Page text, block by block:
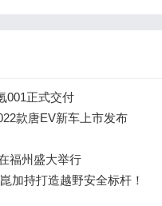
001正式交付
款唐EV新车上市发布
福州盛大举行
加持打造越野安全标杆！